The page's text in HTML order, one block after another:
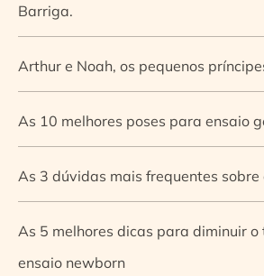
Barriga.
Arthur e Noah, os pequenos
As 10 melhores poses para ensaio
As 3 dúvidas mais frequentes
As 5 melhores dicas para diminuir o
ensaio newborn